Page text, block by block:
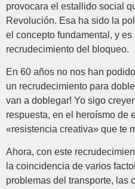
provocara el estallido social
Revolución. Esa ha sido la
el concepto fundamental, y
recrudecimiento del bloqueo.
En 60 años no nos han
un recrudecimiento para
van a doblegar! Yo sigo
respuesta, en el heroísmo de
«resistencia creativa» que te
Ahora, con este
la coincidencia de varios
problemas del transporte, las